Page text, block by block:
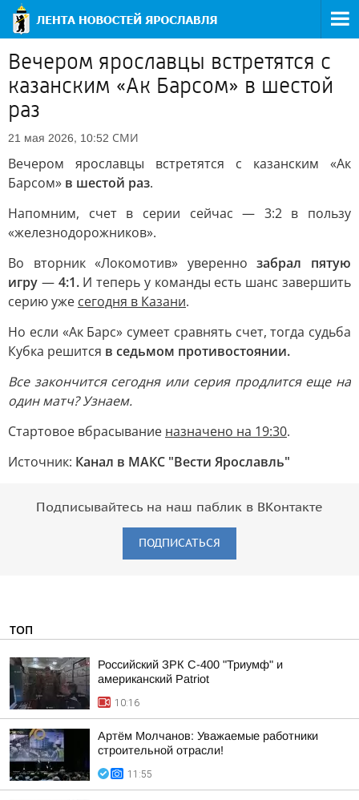
Вечером ярославцы встретятся с
казанским «Ак Барсом» в шестой
раз
21 мая 2026, 10:52 СМИ
Вечером ярославцы встретятся с казанским «Ак
Барсом» в шестой раз.
Напомним, счет в серии сейчас — 3:2 в пользу
«железнодорожников».
Во вторник «Локомотив» увереннозабрал пятую
игру — 4:1.И теперь у команды есть шанс завершить
серию уже сегодня в Казани.
Но если «Ак Барс» сумеет сравнять счет, тогда судьба
Кубка решится в седьмом противостоянии.
Все закончится сегодня или серия продлится еще на
один матч? Узнаем.
Стартовое вбрасывание назначено на 19:30.
Источник: Канал в МАКС "Вести Ярославль"
Подписывайтесь на наш паблик в ВКонтакте
ПОДПИСАТЬСЯ
ТОП
Российский ЗРК С-400 "Триумф" и
американский Patriot
10:16
Артём Молчанов: Уважаемые работники
строительной отрасли!
11:55